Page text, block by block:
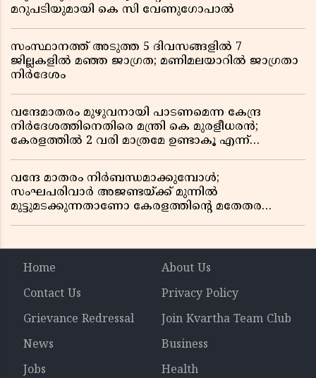
മറുപടിയുമായി കെ സി വേണുഗോപാൽ
സംസ്ഥാനത്ത് അടുത്ത 5 ദിവസങ്ങളിൽ 7
ജില്ലകളിൽ മഞ്ഞ ജാഗ്രത; മണിമലയാറിൽ ജാഗ്രതാ
നിർദേശം
വന്ദേമാതരം മുഴുവനായി പാടണമെന്ന കേന്ദ്ര
നിർദേശത്തിനെതിരെ മന്ത്രി കെ മുരളീധരൻ;
കേരളത്തിൽ 2 വരി മാത്രമേ ഉണ്ടാകൂ എന്ന്
വന്ദേ മാതരം നിർബന്ധമാക്കുമ്പോൾ;
സംഘപരിവാർ അജണ്ടയ്ക്ക് മുന്നിൽ
മുട്ടുമടക്കുന്നതാണോ കേരളത്തിന്റെ മതേതര
Home
About Us
Contact Us
Privacy Policy
Grievance Redressal
Join Kvartha Team Club
News
Business
Jobs
Health